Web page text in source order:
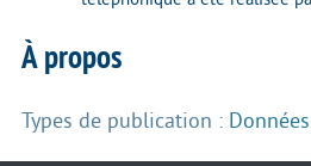
À propos
Types de publication :